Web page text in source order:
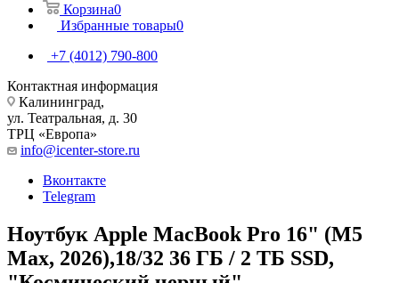
Корзина0
Избранные товары0
+7 (4012) 790-800
Контактная информация
Калининград,
ул. Театральная, д. 30
ТРЦ «Европа»
info@icenter-store.ru
Вконтакте
Telegram
Ноутбук Apple MacBook Pro 16" (M5
Max, 2026),18/32 36 ГБ / 2 ТБ SSD,